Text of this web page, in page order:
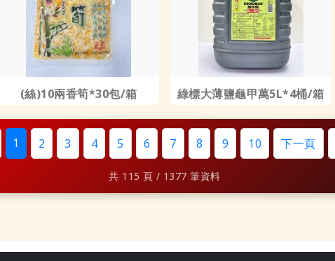
(絲)10兩香筍*30包/箱 綠標大薄鹽龜甲萬5L*4桶/箱
1 2 3 4 5 6 7 8 9 10 下一頁
共 115 頁 / 1377 筆資料